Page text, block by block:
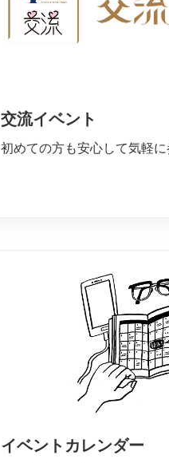
交流イベント
初めての方も安心して気軽
イベントカレンダー